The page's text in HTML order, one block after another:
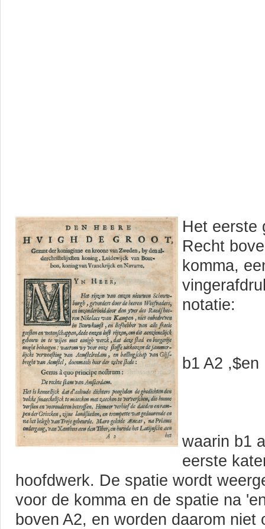
Het eerste
Recht
komma,
notatie:
b1 A2 ,$en
waarin b1
eerste
hoofdwerk. De spatie wordt
voor de komma en de spatie na
boven A2, en worden daarom niet